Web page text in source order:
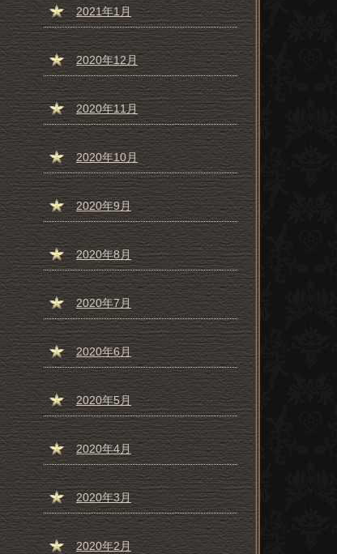
2021年1月
2020年12月
2020年11月
2020年10月
2020年9月
2020年8月
2020年7月
2020年6月
2020年5月
2020年4月
2020年3月
2020年2月